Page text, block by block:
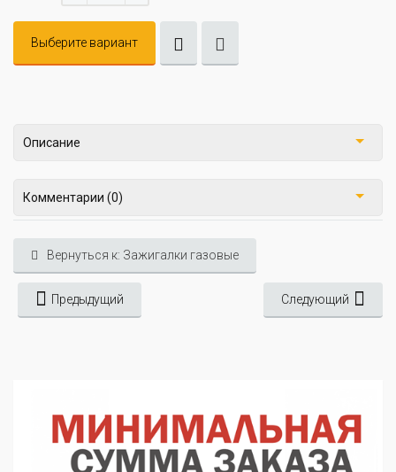
Выберите вариант
Описание
Комментарии (0)
Вернуться к: Зажигалки газовые
Предыдущий Следующий